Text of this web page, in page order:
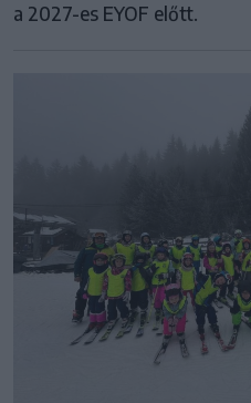
a 2027-es EYOF előtt.